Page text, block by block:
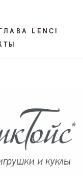
LENCI